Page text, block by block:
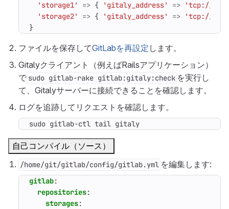
'storage1'
=> { 'gitaly_address' =>
'tcp://
'storage2'
=> { 'gitaly_address' =>
'tcp://
}
ファイルを保存してGitLabを再設定 します。
Gitalyクライアント（例えばRailsアプリケーション）
で sudo gitlab-rake gitlab:gitaly:check を実行し
て、Gitalyサーバーに接続できることを確認します。
ログを追跡してリクエストを確認します。
sudo gitlab-ctl tail gitaly
自己コンパイル（ソース）
/home/git/gitlab/config/gitlab.yml を編集します:
gitlab:
repositories:
storages: